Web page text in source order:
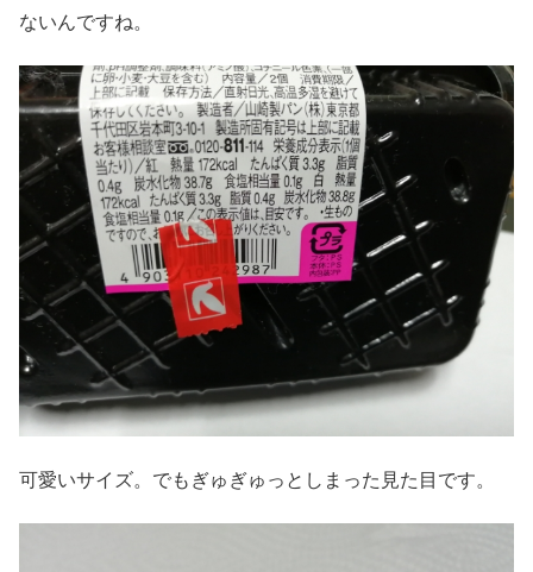
ないんですね。
可愛いサイズ。でもぎゅぎゅっとしまった見た目です。